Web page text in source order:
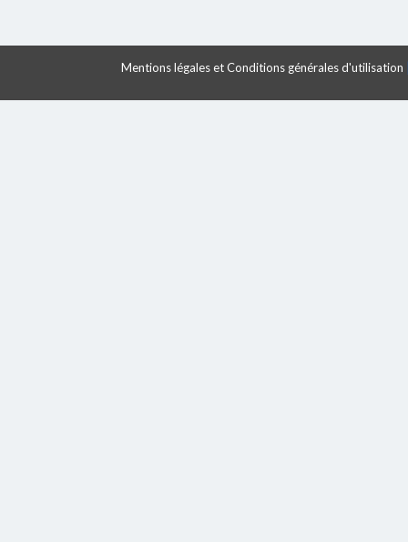
Mentions légales et Conditions générales d'utilisation